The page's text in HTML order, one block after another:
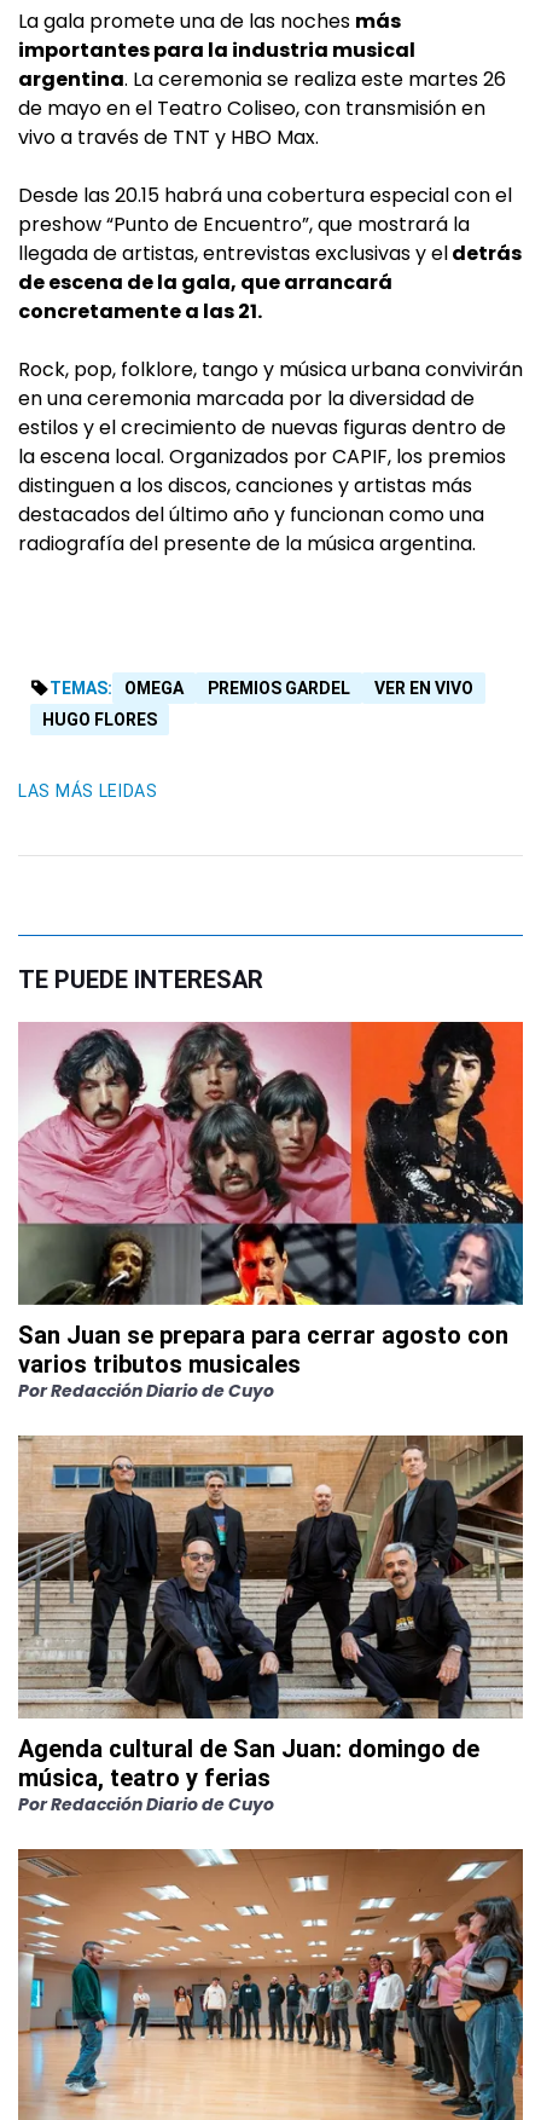
La gala promete una de las noches más
importantes para la industria musical
argentina. La ceremonia se realiza este martes 26
de mayo en el Teatro Coliseo, con transmisión en
vivo a través de TNT y HBO Max.
Desde las 20.15 habrá una cobertura especial con el
preshow “Punto de Encuentro”, que mostrará la
llegada de artistas, entrevistas exclusivas y eldetrás
de escena de la gala, que arrancará
concretamente a las 21.
Rock, pop, folklore, tango y música urbana convivirán
en una ceremonia marcada por la diversidad de
estilos y el crecimiento de nuevas figuras dentro de
la escena local. Organizados por CAPIF, los premios
distinguen a los discos, canciones y artistas más
destacados del último año y funcionan como una
radiografía del presente de la música argentina.
TEMAS: OMEGA PREMIOS GARDEL
VER EN VIVO
HUGO FLORES
LAS MÁS LEIDAS
TE PUEDE INTERESAR
San Juan se prepara para cerrar agosto con
varios tributos musicales
PorRedacción Diario de Cuyo
Agenda cultural de San Juan: domingo de
música, teatro y ferias
PorRedacción Diario de Cuyo